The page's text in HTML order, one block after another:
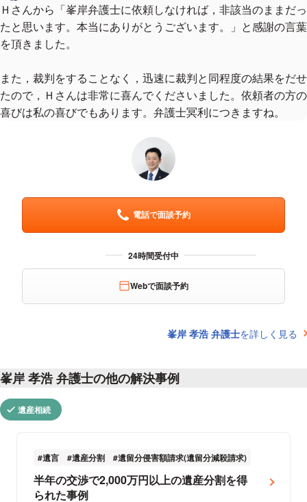
Ｈさんから「峯岸弁護士に依頼しなければ，非該当のままだっ
たと思います。本当にありがとうございます。」と感謝の言葉
を頂きました。
また，裁判をすることなく，迅速に裁判と同程度の結果をだせ
たので，Ｈさんは非常に喜んでくださいました。依頼者の方の
喜びは私の喜びでもあります。弁護士冥利につきますね。
電話で面談予約
Webで面談予約
峯岸 孝浩 弁護士を詳しく見る
峯岸 孝浩 弁護士の他の解決事例
遺産相続
遺言 遺産分割 遺留分侵害額請求(遺留分減殺請求)
半年の交渉で2,000万円以上の遺産分割を得
られた事例